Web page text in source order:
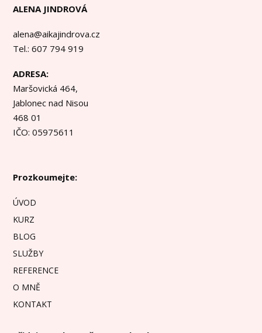
ALENA JINDROVÁ
alena@aikajindrova.cz
Tel.: 607 794 919
ADRESA:
Maršovická 464,
Jablonec nad Nisou
468 01
IČO: 05975611
Prozkoumejte:
ÚVOD
KURZ
BLOG
SLUŽBY
REFERENCE
O MNĚ
KONTAKT